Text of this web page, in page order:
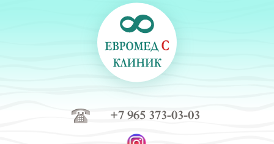
+7 965 373-03-03